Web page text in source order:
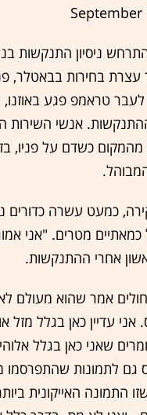
September
התרחש ניסיון התנקשות
בחירות בבאטלר,
טראמפ פגע
ההתנקשות. אנשי
כשדם על פניו,
כמעט עשרה כדורים
מטרים. "אני
אחרי ההתנקשות.
אמר שהוא מעולם
עדיין כאן בגלל מזל
שאני כאן בגלל
גם לתמונות
התמונה האייקונית